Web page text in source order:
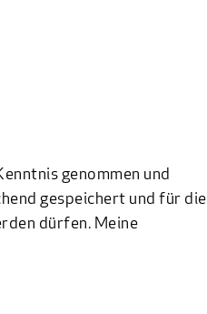
genommen und
gespeichert und für die
dürfen. Meine